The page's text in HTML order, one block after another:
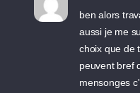
ben alors
aussi je me
choix que de
peuvent bref
mensonges